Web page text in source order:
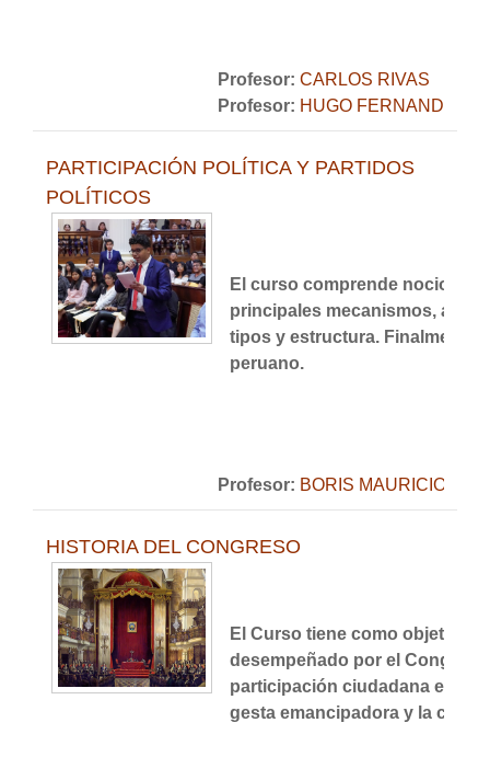
Profesor: CARLOS RIVAS
Profesor: HUGO FERNANDO
PARTICIPACIÓN POLÍTICA Y PARTIDOS
POLÍTICOS
El curso comprende nociones
principales mecanismos,
tipos y estructura. Finalmente
peruano.
Profesor: BORIS MAURICIO
HISTORIA DEL CONGRESO
El Curso tiene como objetivo
desempeñado por el
participación ciudadana en el
gesta emancipadora y la